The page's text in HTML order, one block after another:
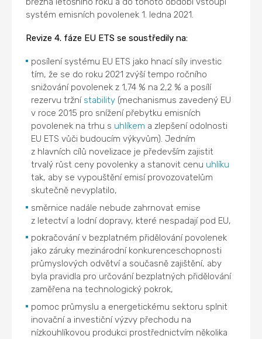
systém emisních povolenek 1. ledna 2021.
Revize 4. fáze EU ETS se soustředily na:
posílení systému EU ETS jako hnací síly investic
tím, že se do roku 2021 zvýší tempo ročního
snižování povolenek z 1,74 % na 2,2 % a posílí
rezervu tržní stability (mechanismus zavedený EU
v roce 2015 pro snížení přebytku emisních
povolenek na trhu s uhlíkem a zlepšení odolnosti
EU ETS vůči budoucím výkyvům). Jedním
z hlavních cílů novelizace je především zajistit
trvalý růst ceny povolenky a stanovit cenu uhlíku
tak, aby se vypouštění emisí provozovatelům
skutečně nevyplatilo,
směrnice nadále nebude zahrnovat emise
z letectví a lodní dopravy, které nespadají pod EU,
pokračování v bezplatném přidělování povolenek
jako záruky mezinárodní konkurenceschopnosti
průmyslových odvětví a současně zajištění, aby
byla pravidla pro určování bezplatných přidělování
zaměřena na technologický pokrok,
pomoc průmyslu a energetickému sektoru splnit
inovační a investiční výzvy přechodu na
nízkouhlíkovou produkci prostřednictvím několika